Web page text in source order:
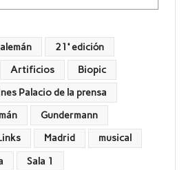
21ª edición
Artificios Biopic
Palacio de la prensa
Gundermann
Madrid musical
Sala 1